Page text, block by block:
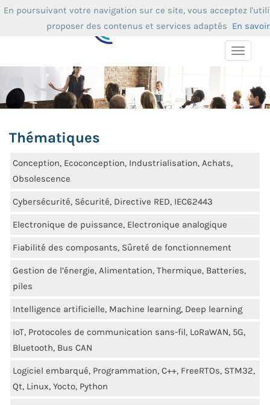
Toggle
Thématiques
Conception, Ecoconception, Industrialisation, Achats,
Obsolescence
Cybersécurité, Sécurité, Directive RED, IEC62443
Electronique de puissance, Electronique analogique
Fiabilité des composants, Sûreté de fonctionnement
Gestion de l’énergie, Alimentation, Thermique, Batteries,
piles
Intelligence artificielle, Machine learning, Deep learning
IoT, Protocoles de communication sans-fil, LoRaWAN, 5G,
Bluetooth, Bus CAN
Logiciel embarqué, Programmation, C++, FreeRTOs, STM32,
Qt, Linux, Yocto, Python
En poursuivant votre navigation sur ce site, vous acceptez
proposer des contenus et services adaptés En